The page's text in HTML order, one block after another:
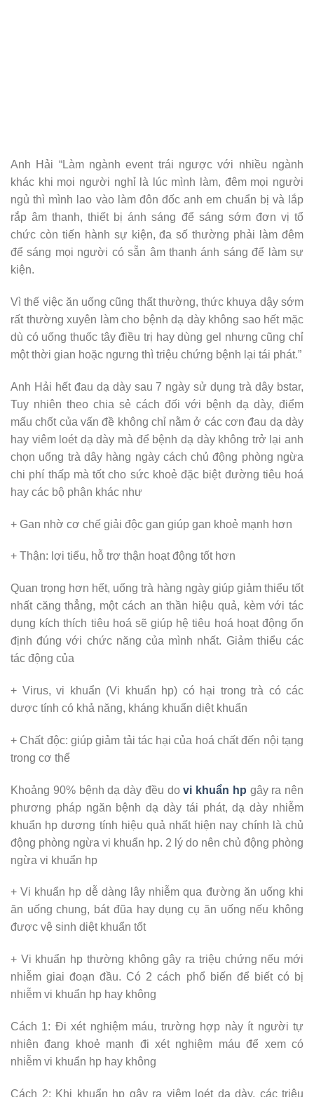
Anh Hải “Làm ngành event trái ngược với nhiều ngành
khác khi mọi người nghỉ là lúc mình làm, đêm mọi người
ngủ thì mình lao vào làm đôn đốc anh em chuẩn bị và lắp
rắp âm thanh, thiết bị ánh sáng để sáng sớm đơn vị tổ
chức còn tiến hành sự kiện, đa số thường phải làm đêm
để sáng mọi người có sẵn âm thanh ánh sáng để làm sự
kiện.
Vì thế việc ăn uống cũng thất thường, thức khuya dậy sớm
rất thường xuyên làm cho bệnh dạ dày không sao hết mặc
dù có uống thuốc tây điều trị hay dùng gel nhưng cũng chỉ
một thời gian hoặc ngưng thì triệu chứng bệnh lại tái phát.”
Anh Hải hết đau dạ dày sau 7 ngày sử dụng trà dây bstar,
Tuy nhiên theo chia sẻ cách đối với bệnh dạ dày, điểm
mấu chốt của vấn đề không chỉ nằm ở các cơn đau dạ dày
hay viêm loét dạ dày mà để bệnh dạ dày không trở lại anh
chọn uống trà dây hàng ngày cách chủ động phòng ngừa
chi phí thấp mà tốt cho sức khoẻ đặc biệt đường tiêu hoá
hay các bộ phận khác như
+ Gan nhờ cơ chế giải độc gan giúp gan khoẻ mạnh hơn
+ Thận: lợi tiểu, hỗ trợ thận hoạt động tốt hơn
Quan trọng hơn hết, uống trà hàng ngày giúp giảm thiểu tốt
nhất căng thẳng, một cách an thần hiệu quả, kèm với tác
dụng kích thích tiêu hoá sẽ giúp hệ tiêu hoá hoạt động ổn
định đúng với chức năng của mình nhất. Giảm thiểu các
tác động của
+ Virus, vi khuẩn (Vi khuẩn hp) có hại trong trà có các
dược tính có khả năng, kháng khuẩn diệt khuẩn
+ Chất độc: giúp giảm tải tác hại của hoá chất đến nội tạng
trong cơ thể
Khoảng 90% bệnh dạ dày đều dovi khuẩn hp gây ra nên
phương pháp ngăn bệnh dạ dày tái phát, dạ dày nhiễm
khuẩn hp dương tính hiệu quả nhất hiện nay chính là chủ
động phòng ngừa vi khuẩn hp. 2 lý do nên chủ động phòng
ngừa vi khuẩn hp
+ Vi khuẩn hp dễ dàng lây nhiễm qua đường ăn uống khi
ăn uống chung, bát đũa hay dụng cụ ăn uống nếu không
được vệ sinh diệt khuẩn tốt
+ Vi khuẩn hp thường không gây ra triệu chứng nếu mới
nhiễm giai đoạn đầu. Có 2 cách phổ biến để biết có bị
nhiễm vi khuẩn hp hay không
Cách 1: Đi xét nghiệm máu, trường hợp này ít người tự
nhiên đang khoẻ mạnh đi xét nghiệm máu để xem có
nhiễm vi khuẩn hp hay không
Cách 2: Khi khuẩn hp gây ra viêm loét dạ dày, các triệu